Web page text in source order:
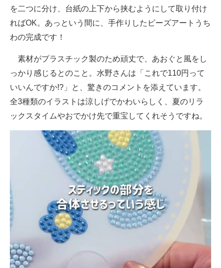
を二つに分け、台紙の上下から挟むようにして取り付け
ればOK。あっという間に、手作りしたビーズアートうち
わの完成です！
素材がプラスチック製のため頑丈で、あおぐと風をし
っかり感じるとのこと。水野さんは「これで110円って
いいんですか!?」と、驚きのコメントを添えています。
全3種類のイラストは涼しげでかわいらしく、夏のリラ
ックスタイムやおでかけ先で重宝してくれそうですね。